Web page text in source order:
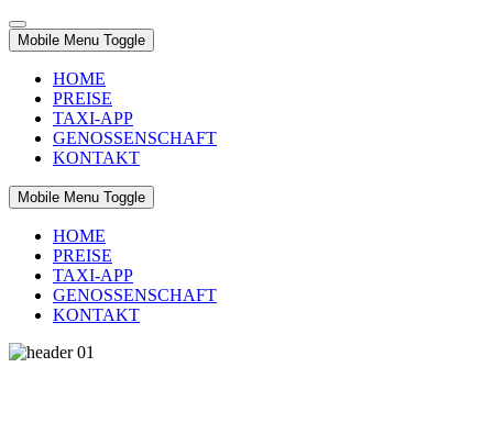
Mobile Menu Toggle
HOME
PREISE
TAXI-APP
GENOSSENSCHAFT
KONTAKT
Mobile Menu Toggle
HOME
PREISE
TAXI-APP
GENOSSENSCHAFT
KONTAKT